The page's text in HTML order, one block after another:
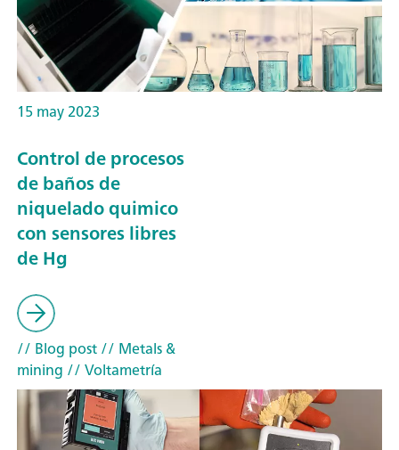
15 may 2023
Control de procesos
de baños de
niquelado quimico
con sensores libres
de Hg
// Blog post// Metals &
mining // Voltametría